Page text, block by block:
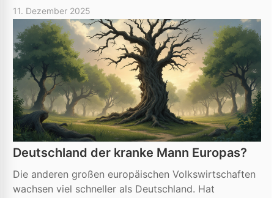
11. Dezember 2025
Deutschland der kranke Mann Europas?
Die anderen großen europäischen Volkswirtschaften
wachsen viel schneller als Deutschland. Hat